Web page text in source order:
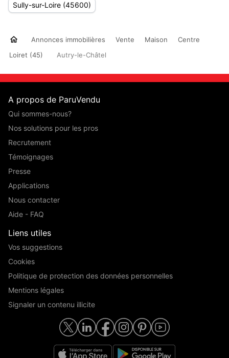
Sully-sur-Loire (45600)
Annonces immobilières Vente Maison
Centre
Loiret (45)
Autry-le-Châtel
A propos de ParuVendu
Qui sommes-nous?
Nos solutions pour les pros
Recrutement
Témoignages
Presse
Applications
Nous contacter
Aide - FAQ
Liens utiles
Vos suggestions
Cookies
Politique de protection des données personnelles
Mentions légales
Signaler un contenu illicite